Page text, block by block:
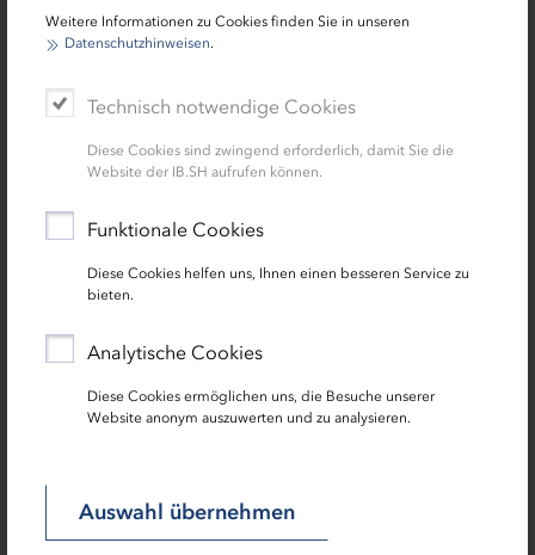
Weitere Informationen zu Cookies finden Sie in unseren
Datenschutzhinweisen.
Technisch notwendige Cookies
Diese Cookies sind zwingend erforderlich, damit Sie die
Website der IB.SH aufrufen können.
Funktionale Cookies
Diese Cookies helfen uns, Ihnen einen besseren Service zu
bieten.
Analytische Cookies
Diese Cookies ermöglichen uns, die Besuche unserer
Website anonym auszuwerten und zu analysieren.
Auswahl übernehmen
Claire Nekonejad
stellv. Personalleiterin und Personalreferentin für die
Bereiche Recht, Treasury und Personal
0431 9905-3212
Kredite, Stabilisierungsförderung für die Wirtschaft